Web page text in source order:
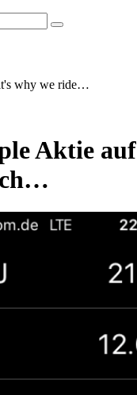
Search
why we ride…
Aktie auf